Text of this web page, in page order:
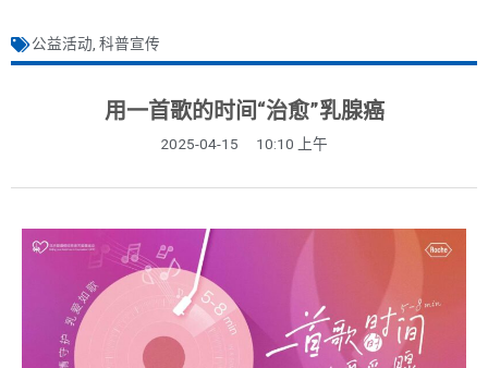
公益活动, 科普宣传
用一首歌的时间“治愈”乳腺癌
2025-04-15 10:10 上午